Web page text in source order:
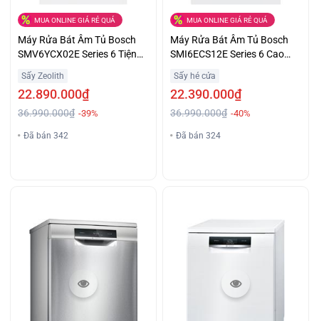
MUA ONLINE GIÁ RẺ QUÁ
Máy Rửa Bát Âm Tủ Bosch
SMV6YCX02E Series 6 Tiện
Sấy Zeolith
22.890.000₫
36.990.000₫ -39%
Đã bán 342
MUA ONLINE GIÁ RẺ QUÁ
Máy Rửa Bát Âm Tủ Bosch
SMI6ECS12E Series 6 Cao
Sấy hé cửa
22.390.000₫
36.990.000₫ -40%
Đã bán 324